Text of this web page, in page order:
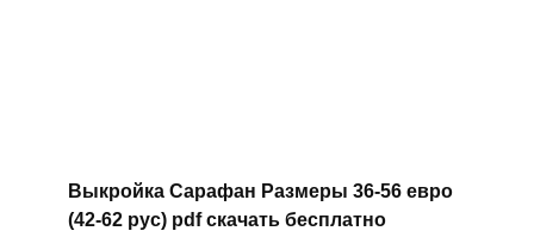
Выкройка Сарафан Размеры 36-56 евро
(42-62 рус) pdf скачать бесплатно